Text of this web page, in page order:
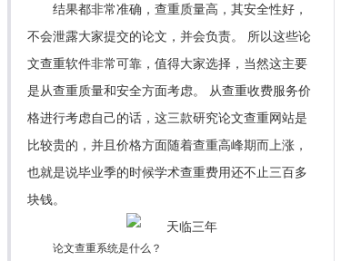
结果都非常准确，查重质量高，其安全性好，
不会泄露大家提交的论文，并会负责。 所以这些论
文查重软件非常可靠，值得大家选择，当然这主要
是从查重质量和安全方面考虑。 从查重收费服务价
格进行考虑自己的话，这三款研究论文查重网站是
比较贵的，并且价格方面随着查重高峰期而上涨，
也就是说毕业季的时候学术查重费用还不止三百多
块钱。
论文查重系统是什么？